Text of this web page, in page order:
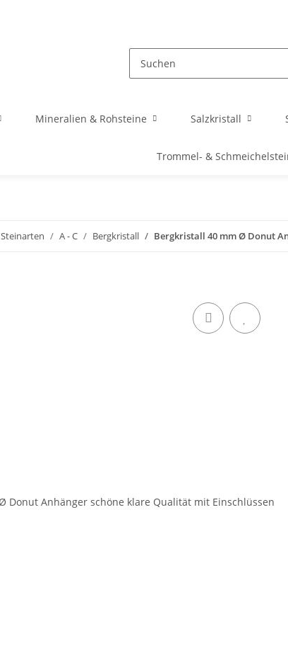
Mineralien & Rohsteine Salzkristall
Trommel- &
Steinarten A - C Bergkristall Bergkristall 40 mm Ø Donut